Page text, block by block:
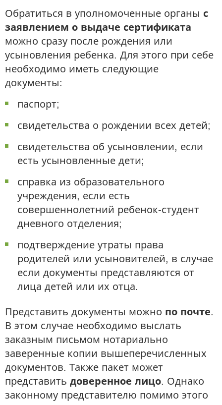
Обратиться в уполномоченные органы с
заявлением о выдаче сертификата
можно сразу после рождения или
усыновления ребенка. Для этого при себе
необходимо иметь следующие
документы:
паспорт;
свидетельства о рождении всех детей;
свидетельства об усыновлении, если
есть усыновленные дети;
справка из образовательного
учреждения, если есть
совершеннолетний ребенок-студент
дневного отделения;
подтверждение утраты права
родителей или усыновителей, в случае
если документы представляются от
лица детей или их отца.
Представить документы можно по почте.
В этом случае необходимо выслать
заказным письмом нотариально
заверенные копии вышеперечисленных
документов. Также пакет может
представить доверенное лицо. Однако
законному представителю помимо этого